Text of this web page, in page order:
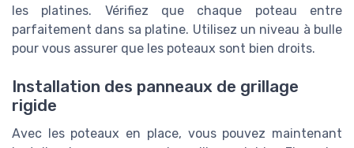
les platines. Vérifiez que chaque poteau entre
parfaitement dans sa platine. Utilisez un niveau à bulle
pour vous assurer que les poteaux sont bien droits.
Installation des panneaux de grillage
rigide
Avec les poteaux en place, vous pouvez maintenant